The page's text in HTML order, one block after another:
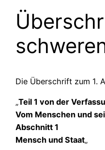
Die Überschrift zum 1.
„Teil 1 von der
Vom Menschen und
Abschnitt 1
Mensch und Staat„